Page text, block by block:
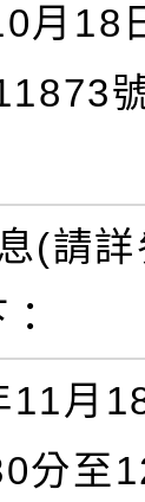
月18
(請
11月
分至